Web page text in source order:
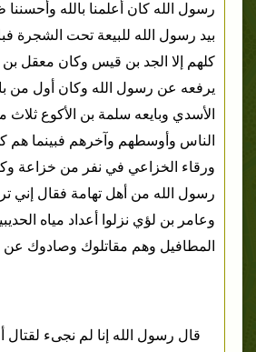
رسول الله كان أعلمنا بالله وأحسننا
بيد رسول الله للبيعة تحت الشجرة
كلهم إلا الجد بن قيس وكان معقل بن
يرفعه عن رسول الله وكان أول من
الأسدي وبايعه سلمة بن الأكوع
الناس وأوسطهم وآخرهم فبينما هم
ورقاء الخزاعي في نفر من خزاعة
رسول الله من أهل تهامة فقال إني
وعامر بن لؤي نزلوا أعداد مياه
المطافيل وهم مقاتلوك وصادوك عن
قال رسول الله إنا لم نجىء لقتال